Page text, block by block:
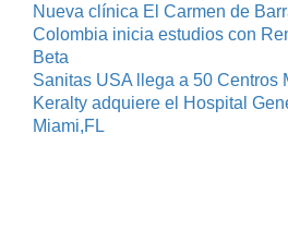
Nueva clínica El Carmen de
Colombia inicia estudios con
Beta
Sanitas USA llega a 50 Centros
Keralty adquiere el Hospital
Miami,FL